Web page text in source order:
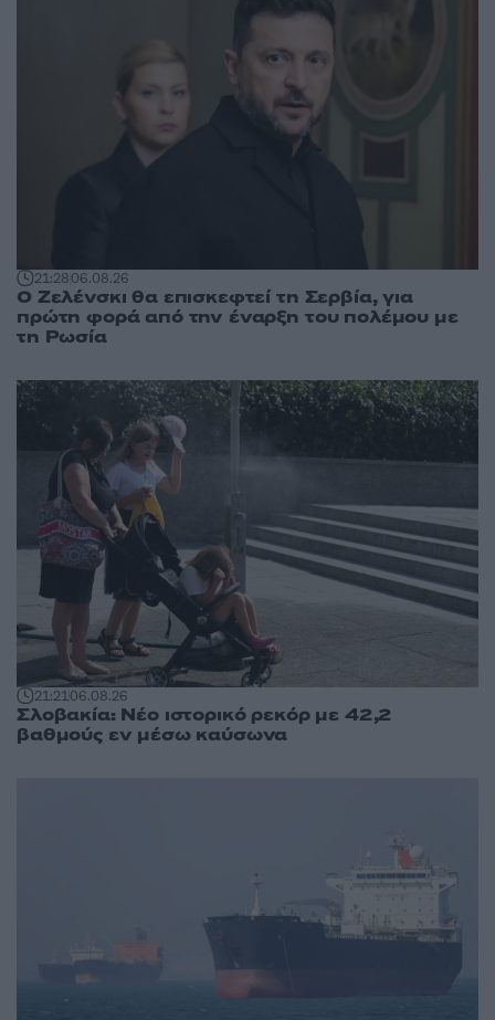
21:2806.08.26
Ο Ζελένσκι θα επισκεφτεί τη Σερβία, για
πρώτη φορά από την έναρξη του πολέμου με
τη Ρωσία
21:2106.08.26
Σλοβακία: Νέο ιστορικό ρεκόρ με 42,2
βαθμούς εν μέσω καύσωνα